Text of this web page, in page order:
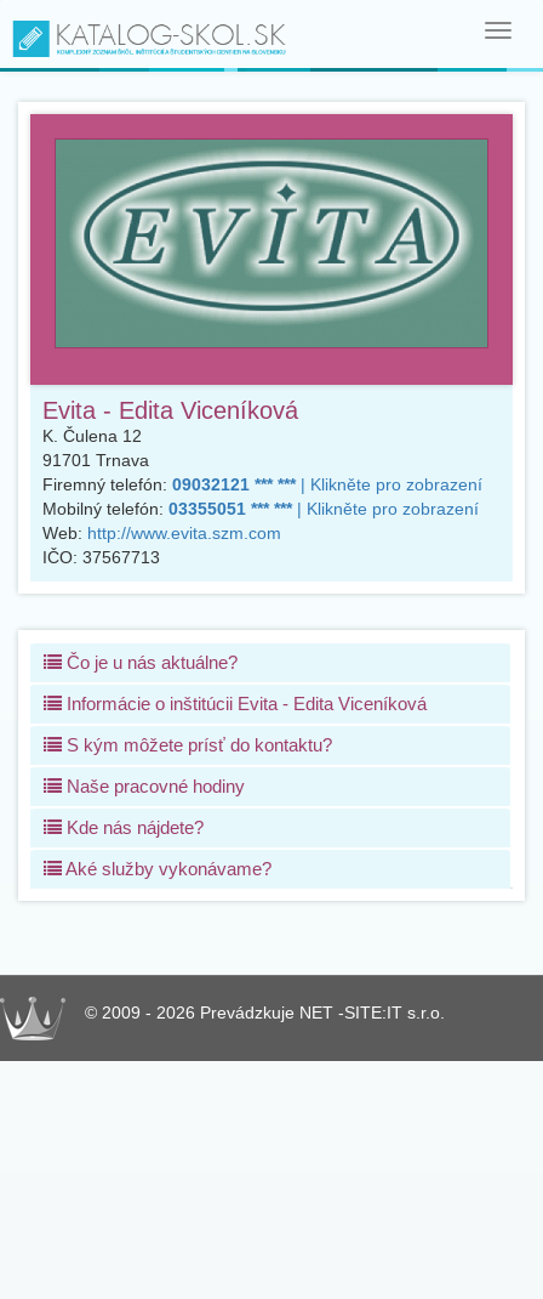
Evita - Edita Viceníková
K. Čulena 12
91701 Trnava
Firemný telefón: 09032121 *** ***| Klikněte pro zobrazení
Mobilný telefón: 03355051 *** ***| Klikněte pro zobrazení
Web: http://www.evita.szm.com
IČO: 37567713
Čo je u nás aktuálne?
Informácie o inštitúcii Evita - Edita Viceníková
S kým môžete prísť do kontaktu?
Naše pracovné hodiny
Kde nás nájdete?
Aké služby vykonávame?
© 2009 - 2026 Prevádzkuje NET -SITE:IT s.r.o.